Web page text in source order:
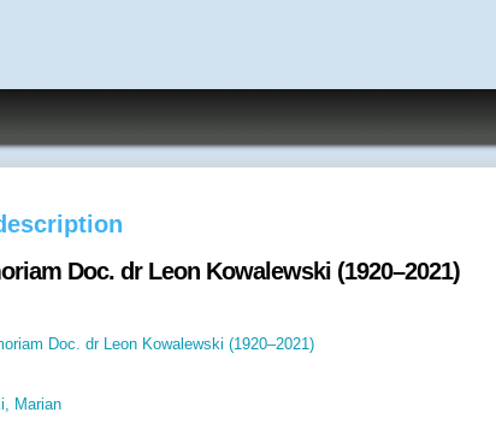
Doc. dr Leon Kowalewski (1920–2021)
Doc. dr Leon Kowalewski (1920–2021)
Marian